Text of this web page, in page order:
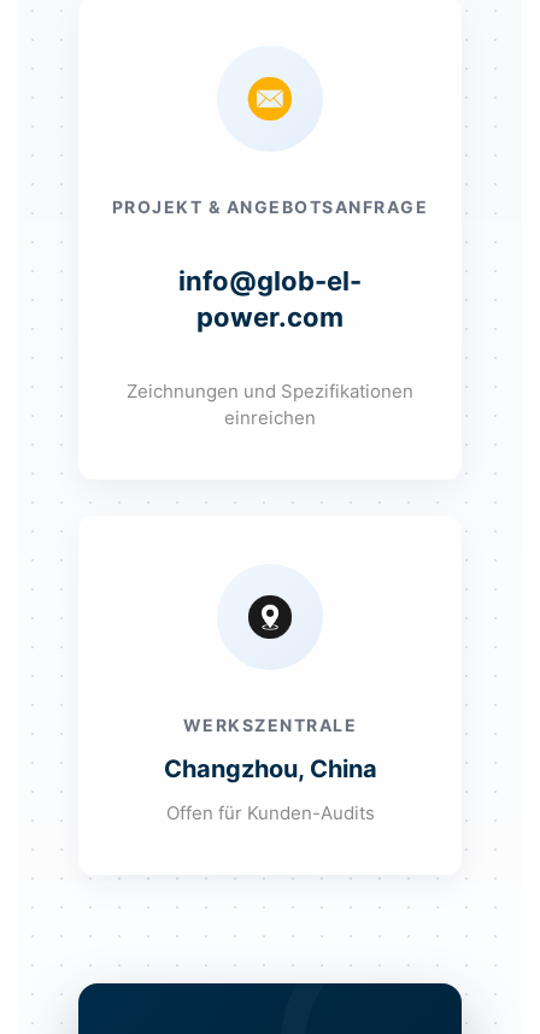
PROJEKT & ANGEBOTSANFRAGE
info@glob-el-
power.com
Zeichnungen und Spezifikationen
einreichen
WERKSZENTRALE
Changzhou, China
Offen für Kunden-Audits